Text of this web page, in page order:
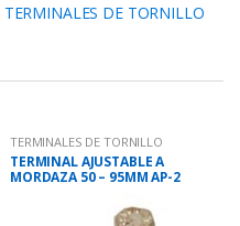
TERMINALES DE TORNILLO
TERMINALES DE TORNILLO
TERMINAL AJUSTABLE A
MORDAZA 50 – 95MM AP-2